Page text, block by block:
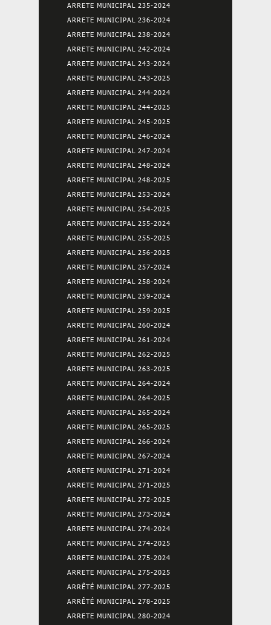
ARRETE MUNICIPAL 235-2024
ARRETE MUNICIPAL 236-2024
ARRETE MUNICIPAL 238-2024
ARRETE MUNICIPAL 242-2024
ARRETE MUNICIPAL 243-2024
ARRETE MUNICIPAL 243-2025
ARRETE MUNICIPAL 244-2024
ARRETE MUNICIPAL 244-2025
ARRETE MUNICIPAL 245-2025
ARRETE MUNICIPAL 246-2024
ARRETE MUNICIPAL 247-2024
ARRETE MUNICIPAL 248-2024
ARRETE MUNICIPAL 248-2025
ARRETE MUNICIPAL 253-2024
ARRETE MUNICIPAL 254-2025
ARRETE MUNICIPAL 255-2024
ARRETE MUNICIPAL 255-2025
ARRETE MUNICIPAL 256-2025
ARRETE MUNICIPAL 257-2024
ARRETE MUNICIPAL 258-2024
ARRETE MUNICIPAL 259-2024
ARRETE MUNICIPAL 259-2025
ARRETE MUNICIPAL 260-2024
ARRETE MUNICIPAL 261-2024
ARRETE MUNICIPAL 262-2025
ARRETE MUNICIPAL 263-2025
ARRETE MUNICIPAL 264-2024
ARRETE MUNICIPAL 264-2025
ARRETE MUNICIPAL 265-2024
ARRETE MUNICIPAL 265-2025
ARRETE MUNICIPAL 266-2024
ARRETE MUNICIPAL 267-2024
ARRETE MUNICIPAL 271-2024
ARRETE MUNICIPAL 271-2025
ARRETE MUNICIPAL 272-2025
ARRETE MUNICIPAL 273-2024
ARRETE MUNICIPAL 274-2024
ARRETE MUNICIPAL 274-2025
ARRETE MUNICIPAL 275-2024
ARRETE MUNICIPAL 275-2025
ARRÊTÉ MUNICIPAL 277-2025
ARRÊTÉ MUNICIPAL 278-2025
ARRETE MUNICIPAL 280-2024